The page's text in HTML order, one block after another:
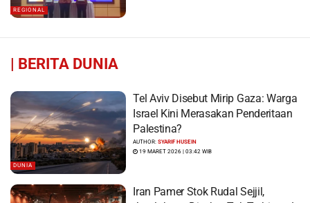
REGIONAL
| BERITA DUNIA
DUNIA
Tel Aviv Disebut Mirip Gaza: Warga
Israel Kini Merasakan Penderitaan
Palestina?
AUTHOR:SYARIF HUSEIN
19 MARET 2026 | 03:42 WIB
Iran Pamer Stok Rudal Sejjil,